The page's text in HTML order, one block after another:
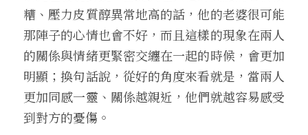
糟、壓力皮質醇異常地高的話，他的老婆很可能
那陣子的心情也會不好，而且這樣的現象在兩人
的關係與情緒更緊密交纏在一起的時候，會更加
明顯；換句話說，從好的角度來看就是，當兩人
更加同感一靈、關係越親近，他們就越容易感受
到對方的憂傷。